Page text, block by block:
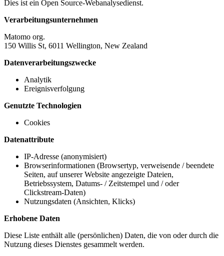
Dies ist ein Open Source-Webanalysedienst.
Verarbeitungsunternehmen
Matomo org.
150 Willis St, 6011 Wellington, New Zealand
Datenverarbeitungszwecke
Analytik
Ereignisverfolgung
Genutzte Technologien
Cookies
Datenattribute
IP-Adresse (anonymisiert)
Browserinformationen (Browsertyp, verweisende / beendete
Seiten, auf unserer Website angezeigte Dateien,
Betriebssystem, Datums- / Zeitstempel und / oder
Clickstream-Daten)
Nutzungsdaten (Ansichten, Klicks)
Erhobene Daten
Diese Liste enthält alle (persönlichen) Daten, die von oder durch die
Nutzung dieses Dienstes gesammelt werden.